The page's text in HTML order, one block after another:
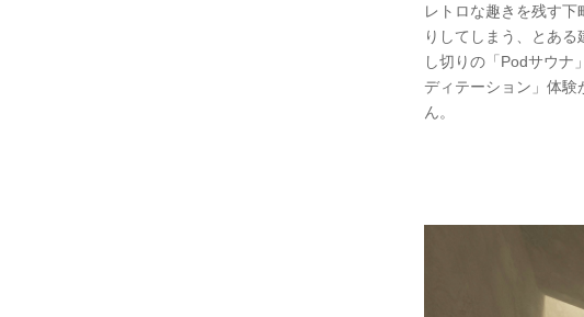
レトロな趣きを残す
りしてしまう、とあ
し切りの「Podサウナ
ディテーション」体
ん。